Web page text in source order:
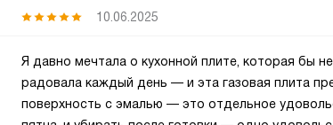
10.06.2025
Я давно мечтала о кухонной плите, которая бы
радовала каждый день — и эта газовая плита
поверхность с эмалью — это отдельное